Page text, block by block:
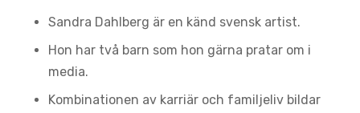
Sandra Dahlberg är en känd svensk artist.
Hon har två barn som hon gärna pratar om i
media.
Kombinationen av karriär och familjeliv bildar